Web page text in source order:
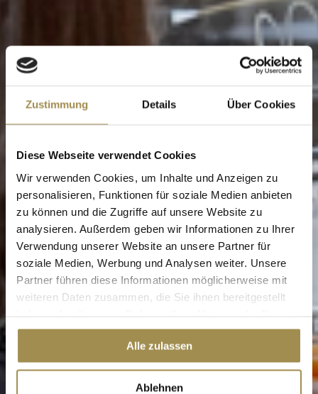
Zustimmung Details Über Cookies
Diese Webseite verwendet Cookies
Wir verwenden Cookies, um Inhalte und Anzeigen zu
personalisieren, Funktionen für soziale Medien anbieten
zu können und die Zugriffe auf unsere Website zu
analysieren. Außerdem geben wir Informationen zu Ihrer
Verwendung unserer Website an unsere Partner für
soziale Medien, Werbung und Analysen weiter. Unsere
Partner führen diese Informationen möglicherweise mit
weiteren Daten zusammen, die Sie ihnen bereitgestellt
gesammelt haben.
Alle zulassen
Ablehnen